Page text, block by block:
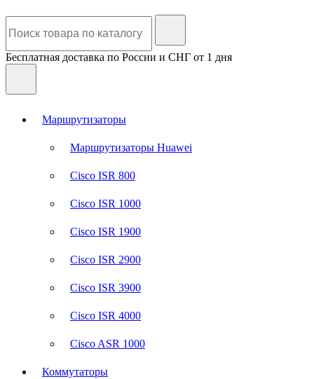
Бесплатная доставка по России и СНГ от 1 дня
Маршрутизаторы
Маршрутизаторы Huawei
Cisco ISR 800
Cisco ISR 1000
Cisco ISR 1900
Cisco ISR 2900
Cisco ISR 3900
Cisco ISR 4000
Cisco ASR 1000
Коммутаторы